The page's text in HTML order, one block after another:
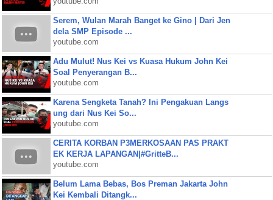
Serem, Wulan Marah Banget ke Gino | Dari Jen
dela SMP Episode ...
youtube.com
Adu Mulut! Nus Kei vs Kuasa Hukum John Kei
Soal Penyerangan B...
youtube.com
Karena Sengketa Tanah? Ini Pengakuan Langs
ung dari Nus Kei So...
youtube.com
CERITA KORBAN P3MERKOSAAN PAS PRAKT
EK KERJA LAPANGAN|#GritteB...
youtube.com
Belum Lama Bebas, Bos Preman Jakarta John
Kei Kembali Ditangk...